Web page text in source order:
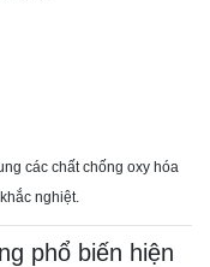
các chất chống oxy hóa
nghiệt.
phổ biến hiện